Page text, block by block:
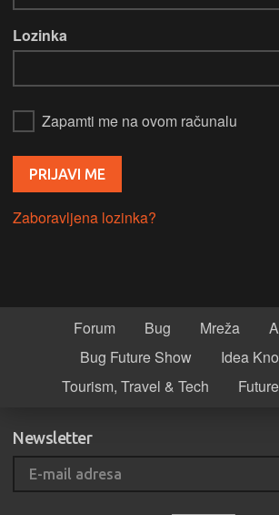
Lozinka
Zapamti me na ovom računalu
Zaboravljena lozinka?
Forum Bug Mreža
Bug Future Show
Idea
Tourism, Travel & Tech
Newsletter